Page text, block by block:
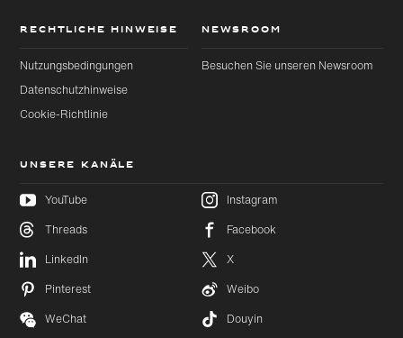
Hauptinhalt
wechseln
Footer
RECHTLICHE HINWEISE
Nutzungsbedingungen
Datenschutzhinweise
Cookie-Richtlinie
NEWSROOM
Besuchen Sie unseren Newsroom
UNSERE KANÄLE
YouTube
Instagram
Threads
Facebook
LinkedIn
X
Pinterest
Weibo
WeChat
Douyin